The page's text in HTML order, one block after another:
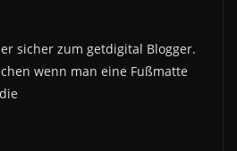
sicher zum getdigital Blogger.
wenn man eine Fußmatte